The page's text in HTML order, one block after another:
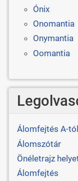
Ónix
Onomantia
Onymantia
Oomantia
Álomfejtés A-
Álomszótár
Önéletrajz
Álomfejtés